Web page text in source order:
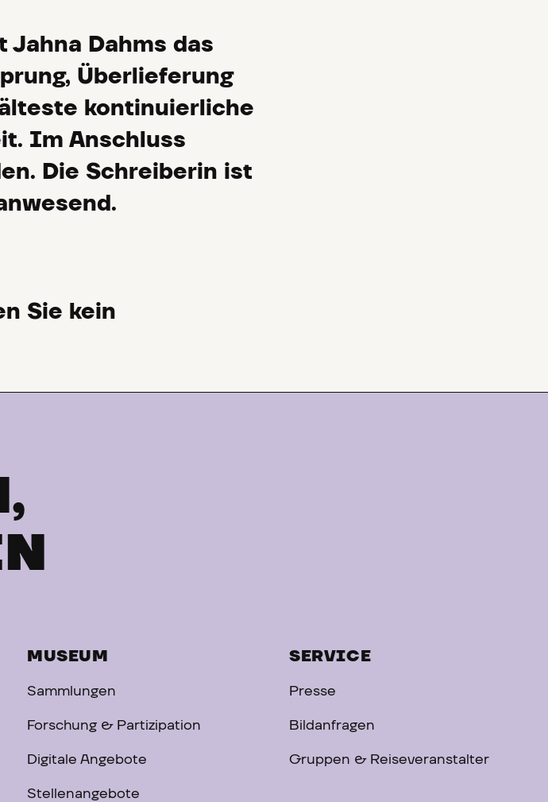
Dahms das
Überlieferung
kontinuierliche
Im Anschluss
Die Schreiberin ist
Sie kein
MUSEUM
Sammlungen
Forschung & Partizipation
Digitale Angebote
Stellenangebote
SERVICE
Presse
Bildanfragen
Gruppen & Reiseveranstalter